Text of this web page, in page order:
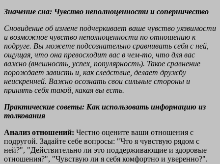
Значение сна: Чувство неполноценности и соперничество
Сновидение об измене подчеркивает ваше чувство уязвимости
и возможное чувство неполноценности по отношению к
подруге. Вы можете подсознательно сравнивать себя с ней,
ощущая, что она превосходит вас в чем-то, что для вас
важно (внешность, успех, популярность). Такое сравнение
порождает зависть и, как следствие, делает дружбу
неискренней. Важно осознать свои сильные стороны и
принять себя такой, какая вы есть.
Практические советы: Как использовать информацию из
толкования
Анализ отношений: Честно оцените ваши отношения с
подругой. Задайте себе вопросы: "Что я чувствую рядом с
ней?", "Действительно ли это поддерживающие и здоровые
отношения?", "Чувствую ли я себя комфортно и уверенно?".